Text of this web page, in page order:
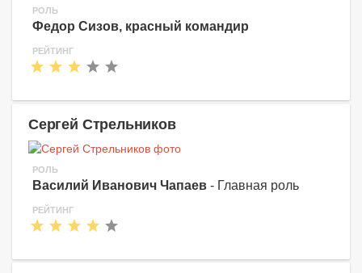
РОЛЬ
Федор Сизов, красный командир
РЕЙТИНГ
Сергей Стрельников
РОЛЬ
Василий Иванович Чапаев - Главная роль
РЕЙТИНГ